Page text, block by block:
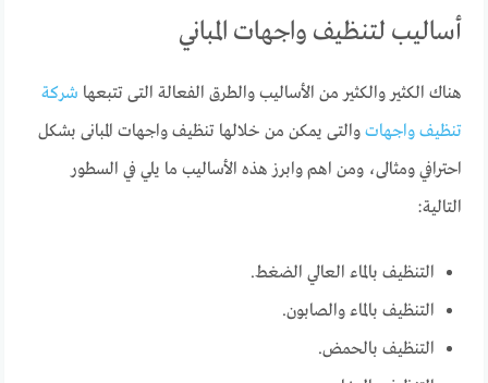
أساليب لتنظيف واجهات المباني
هناك الكثير والكثير من الأساليب والطرق الفعالة التى تتبعها شركة
تنظيف واجهات والتى يمكن من خلالها تنظيف واجهات المبانى بشكل
احترافي ومثالى، ومن اهم وابرز هذه الأساليب ما يلي في السطور
التالية:
التنظيف بالماء العالي الضغط.
التنظيف بالماء والصابون.
التنظيف بالحمض.